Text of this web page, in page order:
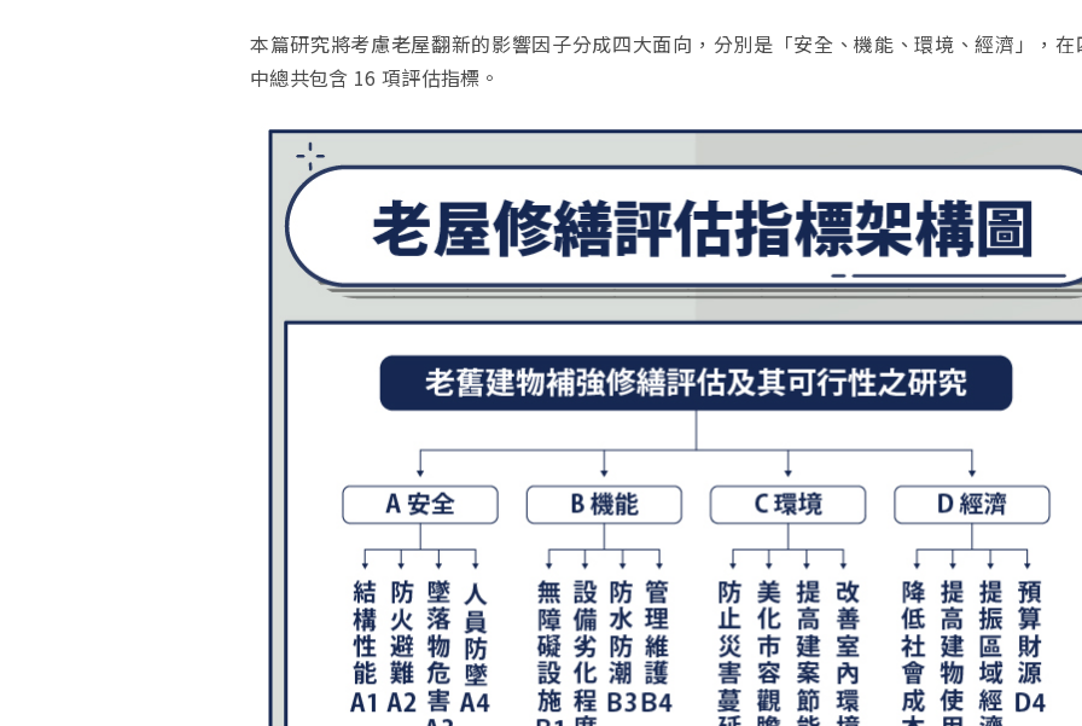
本篇研究將考慮老屋翻新的影響因子分成四大面向，分別是「安全、機能、環境、經濟」，在
中總共包含 16 項評估指標。